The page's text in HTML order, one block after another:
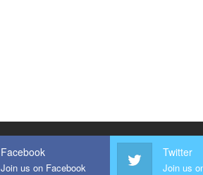
Facebook
Join us on Facebook
Twitter
Join us